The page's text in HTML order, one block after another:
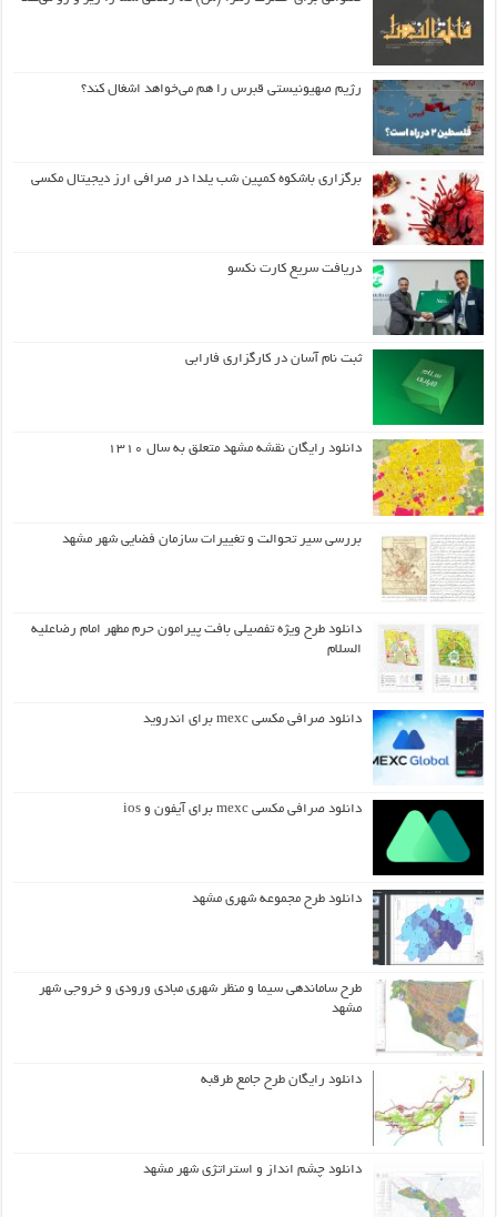
رژیم صهیونیستی قبرس را هم می‌خواهد اشغال کند؟
برگزاری باشکوه کمپین شب یلدا در صرافی ارز دیجیتال مکسی
دریافت سریع کارت نکسو
ثبت نام آسان در کارگزاری فارابی
دانلود رایگان نقشه مشهد متعلق به سال ۱۳۱۰
بررسی سیر تحوالت و تغییرات سازمان فضایی شهر مشهد
دانلود طرح ويژه تفصيلي بافت پيرامون حرم مطهر امام رضاعليه
السلام
دانلود صرافی مکسی mexc برای اندروید
دانلود صرافی مکسی mexc برای آیفون و ios
دانلود طرح مجموعه شهری مشهد
طرح ساماندهی سیما و منظر شهری مبادی ورودی و خروجی شهر
مشهد
دانلود رایگان طرح جامع طرقبه
دانلود چشم انداز و استراتژی شهر مشهد